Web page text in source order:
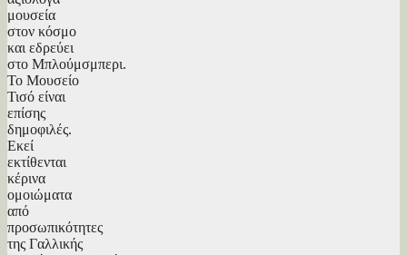
μουσεία
στον κόσμο
και εδρεύει
στο Μπλούμσμπερι.
Το Μουσείο
Τισό είναι
επίσης
δημοφιλές.
Εκεί
εκτίθενται
κέρινα
ομοιώματα
από
προσωπικότητες
της Γαλλικής